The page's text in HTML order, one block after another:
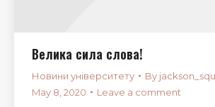
Велика сила слова!
Новини університету By
May 8, 2020
Leave a comment